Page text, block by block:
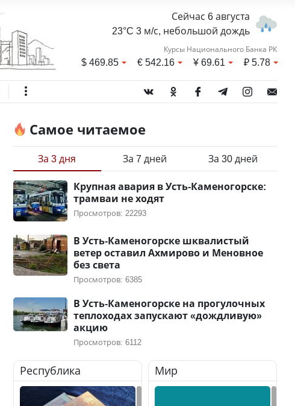
Сейчас 6 августа
23°C 3 м/с, небольшой дождь
Курсы Национального Банка РК
$469.85 €542.16 ¥69.61 ₽5.78
Самое читаемое
За 3 дня За 7 дней За 30 дней
Крупная авария в Усть-Каменогорске:
трамваи не ходят
Просмотров: 22293
В Усть-Каменогорске шквалистый
ветер оставил Ахмирово и Меновное
без света
Просмотров: 6385
В Усть-Каменогорске на прогулочных
теплоходах запускают «дождливую»
акцию
Просмотров: 6112
Республика Мир